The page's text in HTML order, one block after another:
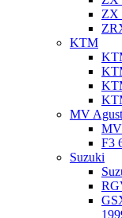
ZX
KTM
MV
MV
F3
Suzuki